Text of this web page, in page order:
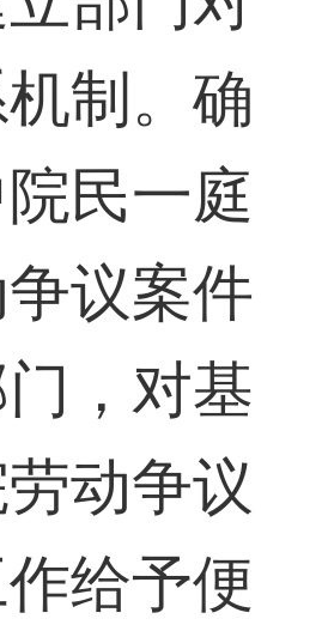
制。确
民一庭
议案件
，对基
动争议
给予便